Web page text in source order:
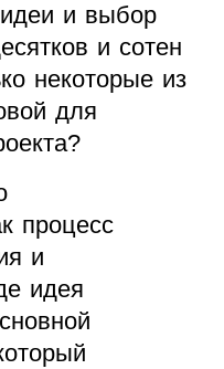
и выбор
и сотен
некоторые из
для
процесс
и
идея